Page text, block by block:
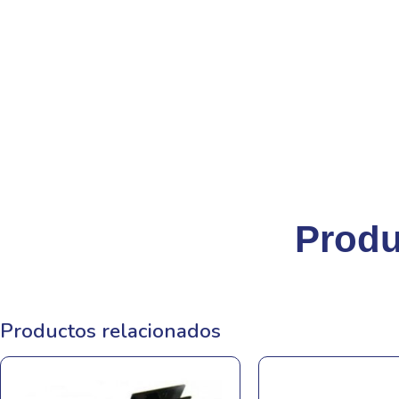
Productos relacionados